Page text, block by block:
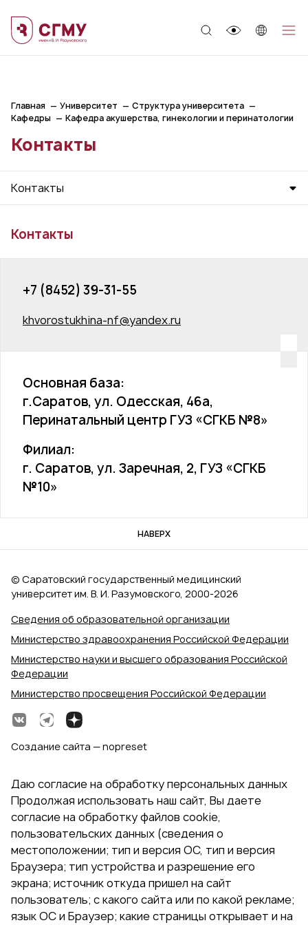
Главная Университет
Структура университета
Кафедры
Кафедра акушерства, гинекологии и перинатологии
Контакты
Контакты
Контакты
+7 (8452) 39-31-55
khvorostukhina-nf@yandex.ru
Основная база:
г.Саратов, ул. Одесская, 46а,
Перинатальный центр ГУЗ «СГКБ №8»
Филиал:
г. Саратов, ул. Заречная, 2, ГУЗ «СГКБ
№10»
НАВЕРХ
Сведения об образовательной организации
Министерство здравоохранения Российской Федерации
Министерство науки и высшего образования Российской
Федерации
Министерство просвещения Российской Федерации
© Саратовский государственный медицинский
университет им. В. И. Разумовского, 2000‑2026
Создание сайта — nopreset
Даю согласие на обработку персональных данных
Продолжая использовать наш сайт, Вы даете
согласие на обработку файлов cookie,
пользовательских данных (сведения о
местоположении; тип и версия ОС, тип и версия
Браузера; тип устройства и разрешение его
экрана; источник откуда пришел на сайт
пользователь; с какого сайта или по какой рекламе;
язык ОС и Браузер; какие страницы открывает и на